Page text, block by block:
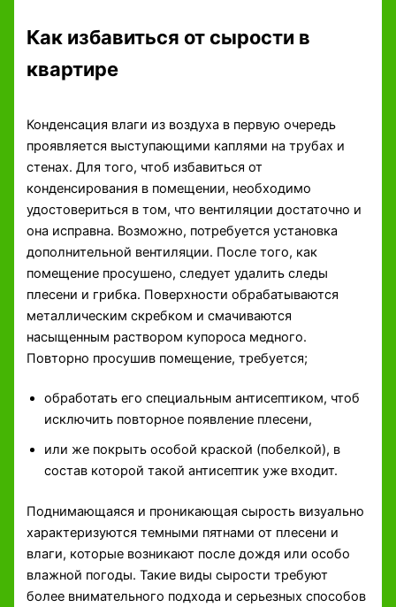
Как избавиться от сырости в
квартире
Конденсация влаги из воздуха в первую очередь
проявляется выступающими каплями на трубах и
стенах. Для того, чтоб избавиться от
конденсирования в помещении, необходимо
удостовериться в том, что вентиляции достаточно и
она исправна. Возможно, потребуется установка
дополнительной вентиляции. После того, как
помещение просушено, следует удалить следы
плесени и грибка. Поверхности обрабатываются
металлическим скребком и смачиваются
насыщенным раствором купороса медного.
Повторно просушив помещение, требуется;
обработать его специальным антисептиком, чтоб
исключить повторное появление плесени,
или же покрыть особой краской (побелкой), в
состав которой такой антисептик уже входит.
Поднимающаяся и проникающая сырость визуально
характеризуются темными пятнами от плесени и
влаги, которые возникают после дождя или особо
влажной погоды. Такие виды сырости требуют
более внимательного подхода и серьезных способов